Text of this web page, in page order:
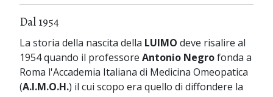
Dal 1954
La storia della nascita della LUIMO deve risalire al
1954 quando il professore Antonio Negrofonda a
Roma l'Accademia Italiana di Medicina Omeopatica
(A.I.M.O.H.) il cui scopo era quello di diffondere la